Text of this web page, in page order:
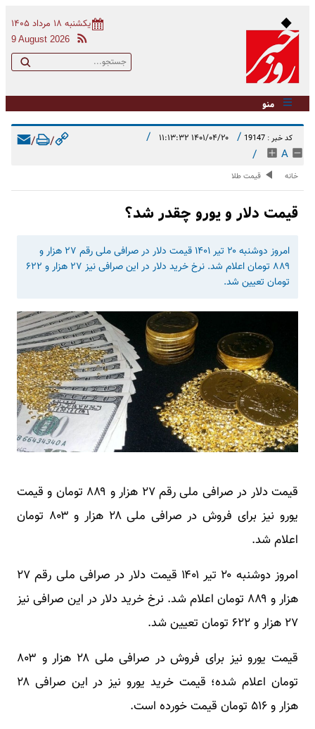
یکشنبه ۱۸ مرداد ۱۴۰۵
9 August 2026
منو
کد خبر : 19147 / ۱۴۰۱/۰۴/۲۰ ۱۱:۱۳:۳۲ /
A
/
/
/
خانه قیمت طلا
قیمت دلار و یورو چقدر شد؟
امروز دوشنبه ۲۰ تیر ۱۴۰۱ قیمت دلار در صرافی ملی رقم ۲۷ هزار و
۸۸۹ تومان اعلام شد. نرخ خرید دلار در این صرافی نیز ۲۷ هزار و ۶۲۲
تومان تعیین شد.
قیمت دلار در صرافی ملی رقم ۲۷ هزار و ۸۸۹ تومان و قیمت
یورو نیز برای فروش در صرافی‌ ملی ۲۸ هزار و ۸۰۳ تومان
اعلام شد.
امروز دوشنبه ۲۰ تیر ۱۴۰۱ قیمت دلار در صرافی ملی رقم ۲۷
هزار و ۸۸۹ تومان اعلام شد. نرخ خرید دلار در این صرافی نیز
۲۷ هزار و ۶۲۲ تومان تعیین شد.
قیمت یورو نیز برای فروش در صرافی‌ ملی ۲۸ هزار و ۸۰۳
تومان اعلام شده؛ قیمت خرید یورو نیز در این صرافی ۲۸
هزار و ۵۱۶ تومان قیمت خورده است.